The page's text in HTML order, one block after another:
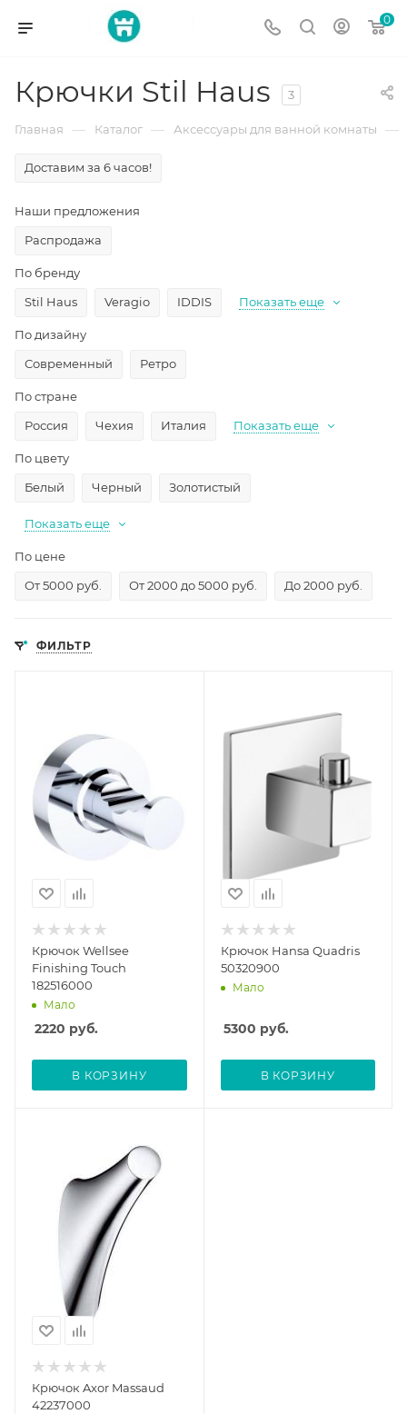
0
Крючки Stil Haus 3
Главная — Каталог — Аксессуары для ванной комнаты —
Доставим за 6 часов!
Наши предложения
Распродажа
По бренду
Stil Haus
Veragio IDDIS Показать еще
По дизайну
Современный
Ретро
По стране
Россия
Чехия Италия Показать еще
По цвету
Белый
Черный Золотистый
Показать еще
По цене
От 5000 руб.
От 2000 до 5000 руб. До 2000 руб.
ФИЛЬТР
Крючок Wellsee
Finishing Touch
182516000
Мало
2220 руб.
В КОРЗИНУ
Крючок Hansa Quadris
50320900
Мало
5300 руб.
В КОРЗИНУ
Крючок Axor Massaud
42237000